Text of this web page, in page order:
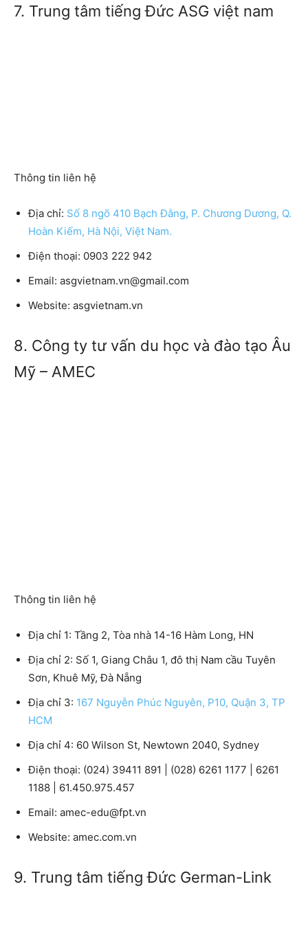
7. Trung tâm tiếng Đức ASG việt nam
Thông tin liên hệ
Địa chỉ: Số 8 ngõ 410 Bạch Đằng, P. Chương Dương, Q.
Hoàn Kiếm, Hà Nội, Việt Nam.
Điện thoại: 0903 222 942
Email: asgvietnam.vn@gmail.com
Website: asgvietnam.vn
8. Công ty tư vấn du học và đào tạo Âu
Mỹ – AMEC
Thông tin liên hệ
Địa chỉ 1: Tầng 2, Tòa nhà 14-16 Hàm Long, HN
Địa chỉ 2: Số 1, Giang Châu 1, đô thị Nam cầu Tuyên
Sơn, Khuê Mỹ, Đà Nẵng
Địa chỉ 3: 167 Nguyễn Phúc Nguyên, P10, Quận 3, TP
HCM
Địa chỉ 4: 60 Wilson St, Newtown 2040, Sydney
Điện thoại: (024) 39411 891 | (028) 6261 1177 | 6261
1188 | 61.450.975.457
Email: amec-edu@fpt.vn
Website: amec.com.vn
9. Trung tâm tiếng Đức German-Link